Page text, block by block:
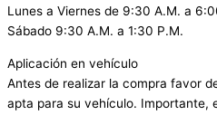
Lunes a Viernes de 9:30 A.M. a
Sábado 9:30 A.M. a 1:30 P.M.
Aplicación en vehículo
Antes de realizar la compra favor
apta para su vehículo. Importante,